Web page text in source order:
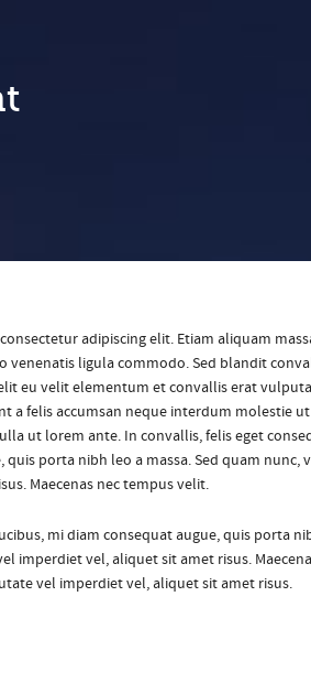
adipiscing elit. Etiam aliquam
venenatis ligula commodo. Sed blandit
eu velit elementum et convallis erat
a felis accumsan neque interdum molestie ut
ut lorem ante. In convallis, felis eget
quis porta nibh leo a massa. Sed quam nunc,
Maecenas nec tempus velit.
mi diam consequat augue, quis porta
imperdiet vel, aliquet sit amet risus.
vel imperdiet vel, aliquet sit amet risus.